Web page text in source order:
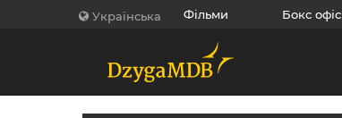
Українська Фільми Бокс офіс